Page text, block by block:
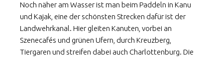
Noch näher am Wasser ist man beim Paddeln in Kanu
und Kajak, eine der schönsten Strecken dafür ist der
Landwehrkanal. Hier gleiten Kanuten, vorbei an
Szenecafés und grünen Ufern, durch Kreuzberg,
Tiergaren und streifen dabei auch Charlottenburg. Die